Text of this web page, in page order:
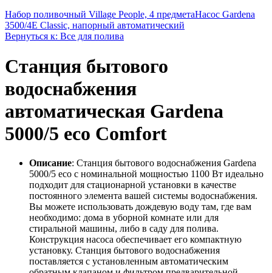
Набор поливочный Village People, 4 предметаНасос Gardena
3500/4E Classic, напорный автоматический
Вернуться к: Все для полива
Станция бытового
водоснабжения
автоматическая Gardena
5000/5 eco Comfort
Описание: Станция бытового водоснабжения Gardena
5000/5 eco с номинальной мощностью 1100 Вт идеально
подходит для стационарной установки в качестве
постоянного элемента вашей системы водоснабжения.
Вы можете использовать дождевую воду там, где вам
необходимо: дома в уборной комнате или для
стиральной машины, либо в саду для полива.
Конструкция насоса обеспечивает его компактную
установку. Станция бытового водоснабжения
поставляется с установленным автоматическим